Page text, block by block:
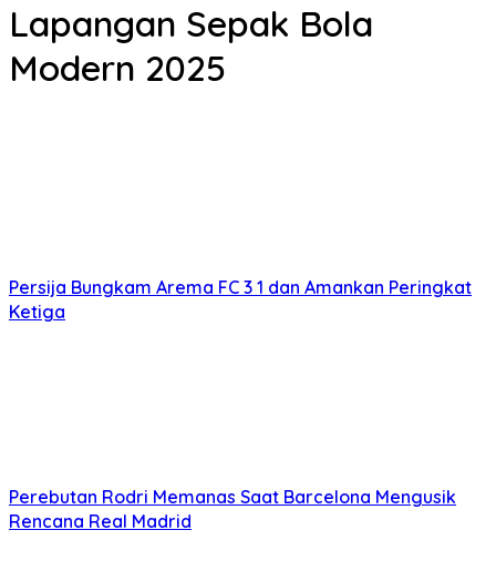
Lapangan Sepak Bola
Modern 2025
Persija Bungkam Arema FC 3 1 dan Amankan Peringkat
Ketiga
Perebutan Rodri Memanas Saat Barcelona Mengusik
Rencana Real Madrid